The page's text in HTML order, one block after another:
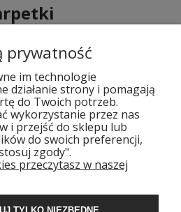
Castelli
POMOC
prywatność
im technologie
działanie strony i pomagają
do Twoich potrzeb.
wykorzystanie przez nas
i przejść do sklepu lub
do swoich preferencji,
zgody".
przeczytasz w naszej
TYLKO NIEZBĘDNE